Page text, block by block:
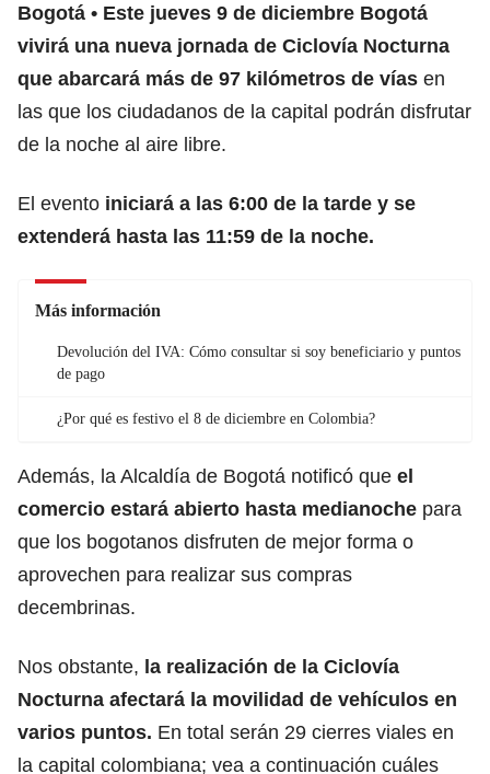
Bogotá
Este jueves 9 de diciembre Bogotá
vivirá una nueva jornada de Ciclovía Nocturna
que abarcará más de 97 kilómetros de vías en
las que los ciudadanos de la capital podrán disfrutar
de la noche al aire libre.
El evento iniciará a las 6:00 de la tarde y se
extenderá hasta las 11:59 de la noche.
Más información
Devolución del IVA: Cómo consultar si soy beneficiario y puntos
de pago
¿Por qué es festivo el 8 de diciembre en Colombia?
Además, la Alcaldía de Bogotá notificó que el
comercio estará abierto hasta medianoche para
que los bogotanos disfruten de mejor forma o
aprovechen para realizar sus compras
decembrinas.
Nos obstante, la realización de la Ciclovía
Nocturna afectará la movilidad de vehículos en
varios puntos. En total serán 29 cierres viales en
la capital colombiana; vea a continuación cuáles